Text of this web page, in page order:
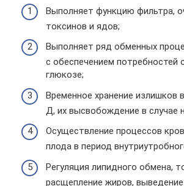
Выполняет функцию фильтра,
токсинов и ядов;
Выполняет ряд обменных
с обеспечением потребностей
глюкозе;
Временное хранение излишков
Д, их высвобождение в случае
Осуществление процессов
плода в период
Регуляция липидного обмена,
расщепление жиров,